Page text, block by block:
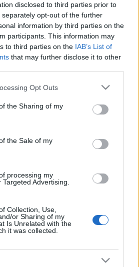
disclosed to third parties prior to
opt-out of the further
information by third parties on the
participants. This information may
to third parties on the IAB’s List of
that may further disclose it to other
app uses one or more Google
or usage behaviour. You may click to
Google and its third-party tags to
specified purposes in below Google
Opt Outs
the Sharing of my
the Sale of my
processing my
Advertising.
Collection, Use,
or Sharing of my
Is Unrelated with the
it was collected.
szerepet kaptak a
témái, az artistaképzés
merültek fel, mint: a klasszikus
cirkuszművészet erősebb-e
órás gyakorlás, tréning elegendő-e;
valamint színművészeti órák az
órákhoz viszonyítva. Mi a
érzelmek, gondolatok
tudományos, sem magas szakmai
szervezett képviselete az
előadó-művészet eme különleges
e tekintetben hiánypótló szerepet